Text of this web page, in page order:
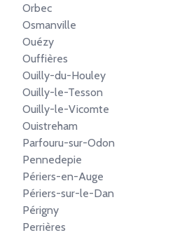
Orbec
Osmanville
Ouézy
Ouffières
Ouilly-du-Houley
Ouilly-le-Tesson
Ouilly-le-Vicomte
Ouistreham
Parfouru-sur-Odon
Pennedepie
Périers-en-Auge
Périers-sur-le-Dan
Périgny
Perrières